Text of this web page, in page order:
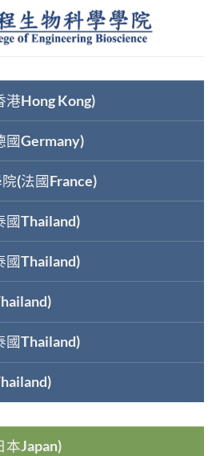
港Hong Kong)
國Germany)
(法國France)
國Thailand)
國Thailand)
國Thailand)
本Japan)